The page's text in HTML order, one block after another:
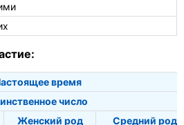
время
число
Женский род Средний род